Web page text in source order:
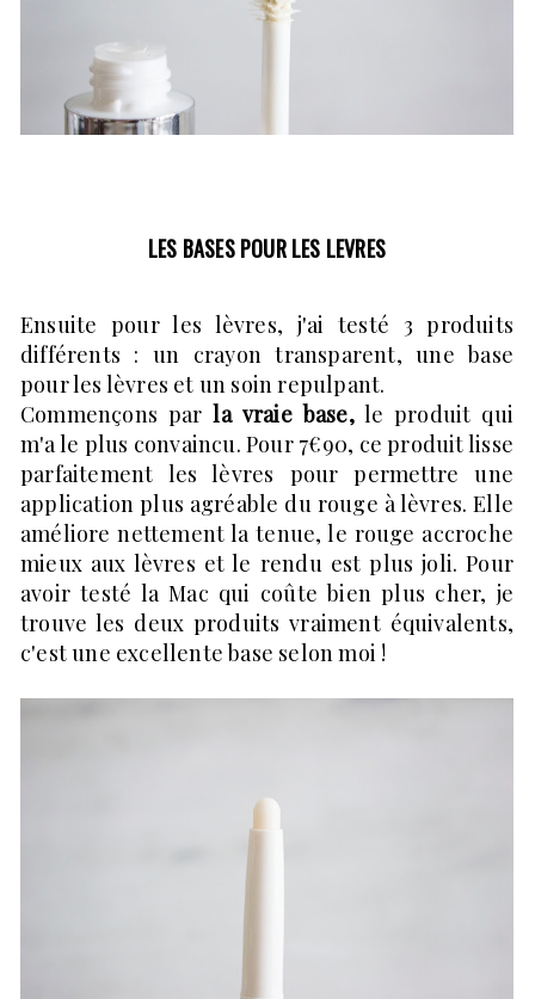
LES BASES POUR LES LEVRES
Ensuite pour les lèvres, j'ai testé 3 produits
différents : un crayon transparent, une base
pour les lèvres et un soin repulpant.
Commençons parla vraie base,le produit qui
m'a le plus convaincu. Pour 7€90, ce produit lisse
parfaitement les lèvres pour permettre une
application plus agréable du rouge à lèvres. Elle
améliore nettement la tenue, le rouge accroche
mieux aux lèvres et le rendu est plus joli. Pour
avoir testé la Mac qui coûte bien plus cher, je
trouve les deux produits vraiment équivalents,
c'est une excellente base selon moi !